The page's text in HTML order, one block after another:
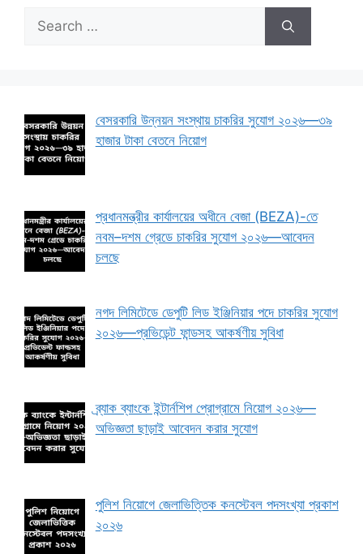
Search
for:
বেসরকারি উন্নয়ন সংস্থায় চাকরির সুযোগ ২০২৬—৩৯
হাজার টাকা বেতনে নিয়োগ
প্রধানমন্ত্রীর কার্যালয়ের অধীনে বেজা (BEZA)-তে
নবম–দশম গ্রেডে চাকরির সুযোগ ২০২৬—আবেদন
চলছে
নগদ লিমিটেডে ডেপুটি লিড ইঞ্জিনিয়ার পদে চাকরির সুযোগ
২০২৬—প্রভিডেন্ট ফান্ডসহ আকর্ষণীয় সুবিধা
ব্র্যাক ব্যাংকে ইন্টার্নশিপ প্রোগ্রামে নিয়োগ ২০২৬—
অভিজ্ঞতা ছাড়াই আবেদন করার সুযোগ
পুলিশ নিয়োগে জেলাভিত্তিক কনস্টেবল পদসংখ্যা প্রকাশ
২০২৬